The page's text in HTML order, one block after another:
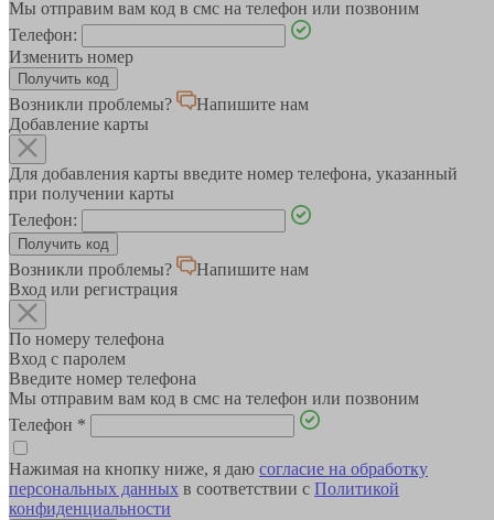
Мы отправим вам код в смс на телефон или позвоним
Телефон:
Изменить номер
Возникли проблемы?
Напишите нам
Добавление карты
Для добавления карты введите номер телефона, указанный
при получении карты
Телефон:
Возникли проблемы?
Напишите нам
Вход или регистрация
По номеру телефона
Вход с паролем
Введите номер телефона
Мы отправим вам код в смс на телефон или позвоним
Телефон *
Нажимая на кнопку ниже, я даю согласие на обработку
персональных данных в соответствии с Политикой
конфиденциальности